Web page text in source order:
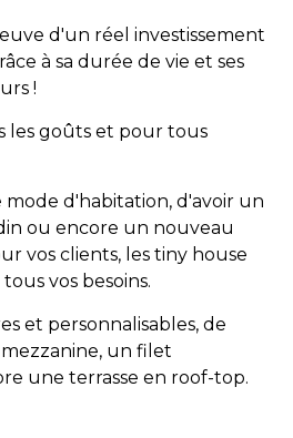
d'un réel investissement
à sa durée de vie et ses
!
les goûts et pour tous
mode d'habitation, d'avoir un
ou encore un nouveau
vos clients, les tiny house
vos besoins.
et personnalisables, de
un filet
une terrasse en roof-top.